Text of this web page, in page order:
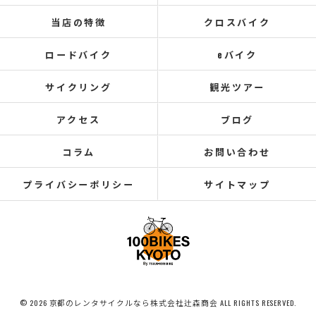
当店の特徴 クロスバイク
ロードバイク eバイク
サイクリング 観光ツアー
アクセス ブログ
コラム お問い合わせ
プライバシーポリシー サイトマップ
© 2026 京都のレンタサイクルなら株式会社辻森商会 ALL RIGHTS RESERVED.